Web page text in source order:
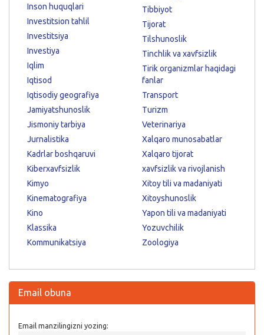
Inson huquqlari
Investitsion tahlil
Investitsiya
Investiya
Iqlim
Iqtisod
Iqtisodiy geografiya
Jamiyatshunoslik
Jismoniy tarbiya
Jurnalistika
Kadrlar boshqaruvi
Kiberxavfsizlik
Kimyo
Kinematografiya
Kino
Klassika
Kommunikatsiya
Tibbiyot
Tijorat
Tilshunoslik
Tinchlik va xavfsizlik
Tirik organizmlar haqidagi
fanlar
Transport
Turizm
Veterinariya
Xalqaro munosabatlar
Xalqaro tijorat
xavfsizlik va rivojlanish
Xitoy tili va madaniyati
Xitoyshunoslik
Yapon tili va madaniyati
Yozuvchilik
Zoologiya
Email obuna
Email manzilingizni yozing: